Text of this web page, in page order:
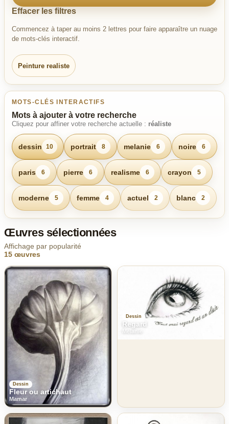
Effacer les filtres
Commencez à taper au moins 2 lettres pour faire apparaître un nuage
de mots-clés interactif.
Peinture realiste
MOTS-CLÉS INTERACTIFS
Mots à ajouter à votre recherche
Cliquez pour affiner votre recherche actuelle : réaliste
dessin 10 portrait 8 melanie 6 noire 6
paris 6 pierre 6 realisme 6 crayon 5
moderne 5 femme 4 actuel 2 blanc 2
Œuvres sélectionnées
Affichage par popularité
15 œuvres
Dessin
Fleur ou artichaut
Mamar
Dessin
Regard
Melanie